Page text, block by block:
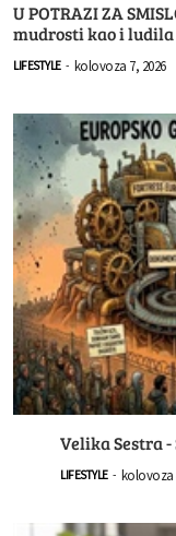
U POTRAZI ZA
mudrosti kao i ludila
LIFESTYLE - kolovoza 7, 2026
Velika Sestra
LIFESTYLE - kolovoza